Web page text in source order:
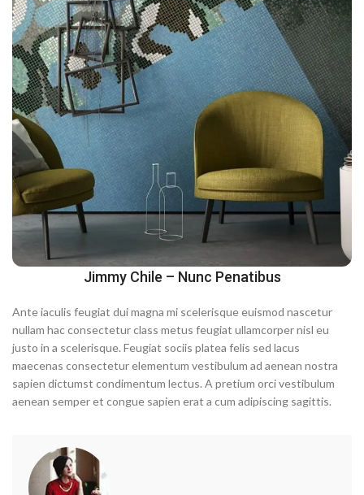
Jimmy Chile – Nunc Penatibus
Ante iaculis feugiat dui magna mi scelerisque euismod nascetur
nullam hac consectetur class metus feugiat ullamcorper nisl eu
justo in a scelerisque. Feugiat sociis platea felis sed lacus
maecenas consectetur elementum vestibulum ad aenean nostra
sapien dictumst condimentum lectus. A pretium orci vestibulum
aenean semper et congue sapien erat a cum adipiscing sagittis.